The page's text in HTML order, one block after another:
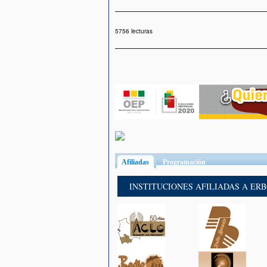
5756 lecturas
Afiliadas (solapa activa)
Programación
INSTITUCIONES AFILIADAS A